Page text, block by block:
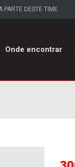
PARTE DESTE TIME
Onde encontrar